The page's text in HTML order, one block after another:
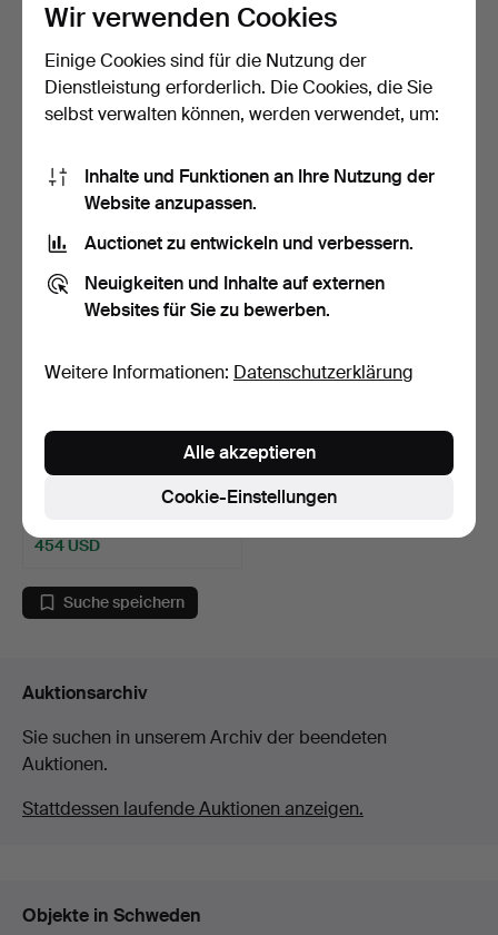
SCHREIBTISCH, gebeizte
Birke, 1930er Jahre.
Beendet 12. Mai 2026
2.762 USD
SCHREIBTISCH. Mit
Aufsatz, Jugendstil, Anf…
Beendet 4. Mai 2026
85 USD
Åtvidabergs snickerifabrik,
Beendet 4. Mai 2026
454 USD
Suche speichern
Auktionsarchiv
Sie suchen in unserem Archiv der beendeten
Auktionen.
Stattdessen laufende Auktionen anzeigen.
Objekte in Schweden
Wir verwenden Cookies
Einige Cookies sind für die Nutzung der
Dienstleistung erforderlich. Die Cookies, die Sie
selbst verwalten können, werden verwendet, um:
Inhalte und Funktionen an Ihre Nutzung der
Website anzupassen.
Auctionet zu entwickeln und verbessern.
Neuigkeiten und Inhalte auf externen
Websites für Sie zu bewerben.
Weitere Informationen: Datenschutzerklärung
Cookie-Einstellungen
Alle akzeptieren